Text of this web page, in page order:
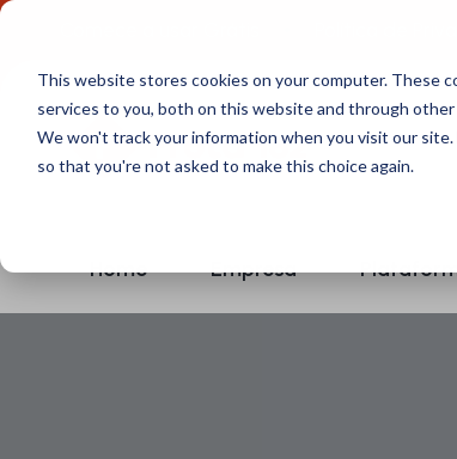
This website stores cookies on your computer. These
services to you, both on this website and through
We won't track your information when you visit our
so that you're not asked to make this choice again.
Home Empresa